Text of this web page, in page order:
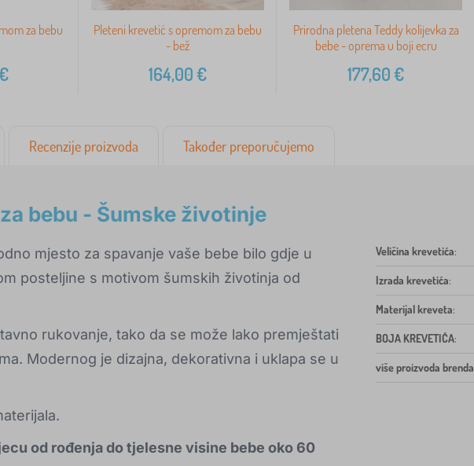
za bebu
Pleteni krevetić s opremom za bebu
- bež
164,00€
Prirodna pletena Teddy kolijevka za
bebe - oprema u boji ecru
177,60€
Recenzije proizvoda Također preporučujemo
bebu - Šumske životinje
mjesto za spavanje vaše bebe bilo gdje u
posteljine s motivom šumskih životinja od
rukovanje, tako da se može lako premještati
Modernog je dizajna, dekorativna i uklapa se u
od rođenja do tjelesne visine bebe oko 60
Veličina krevetića:
Izrada krevetića:
Materijal kreveta:
BOJA KREVETIĆA:
više proizvoda brenda